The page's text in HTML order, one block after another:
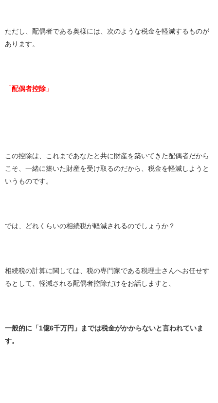
ただし、配偶者である奥様には、次のような税金を軽減するものが
あります。
「配偶者控除 」
この控除は、これまであなたと共に財産を築いてきた配偶者だから
こそ、一緒に築いた財産を受け取るのだから、税金を軽減しようと
いうものです。
では、どれくらいの相続税が軽減されるのでしょうか？
相続税の計算に関しては、税の専門家である税理士さんへお任せす
るとして、軽減される配偶者控除だけをお話しますと、
一般的に「1億6千万円」までは税金がかからないと言われていま
す。